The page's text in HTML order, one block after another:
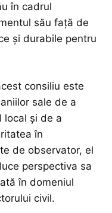
în cadrul
său față de
și durabile pentru
consiliu este
sale de a
local și de a
în
de observator, el
perspectiva sa
în domeniul
civil.